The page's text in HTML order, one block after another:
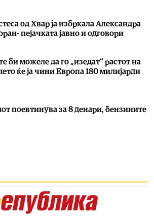
од Хвар ја избркала Александра
пејачката јавно и одговори
би можеле да го „изедат“ растот на
ќе ја чини Европа 180 милијарди
поевтинува за 8 денари, бензините
јадења од нашите баби